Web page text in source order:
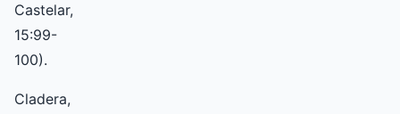
Castelar,
15:99-
100).
Cladera,